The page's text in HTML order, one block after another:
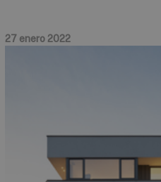
27 enero 2022